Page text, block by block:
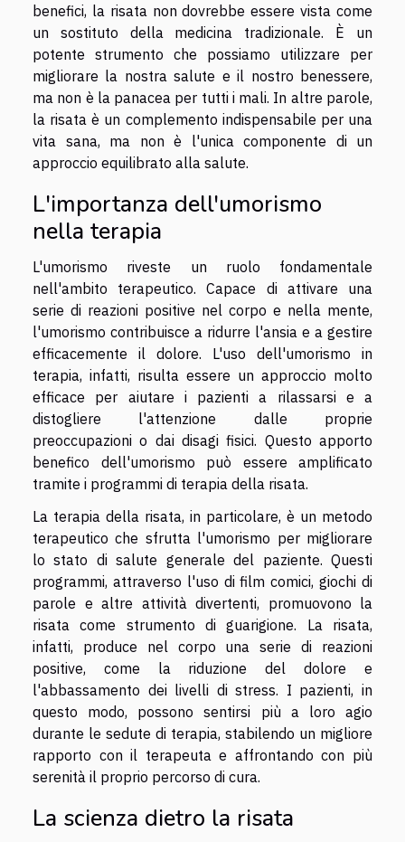
benefici, la risata non dovrebbe essere vista come
un sostituto della medicina tradizionale. È un
potente strumento che possiamo utilizzare per
migliorare la nostra salute e il nostro benessere,
ma non è la panacea per tutti i mali. In altre parole,
la risata è un complemento indispensabile per una
vita sana, ma non è l'unica componente di un
approccio equilibrato alla salute.
L'importanza dell'umorismo
nella terapia
L'umorismo riveste un ruolo fondamentale
nell'ambito terapeutico. Capace di attivare una
serie di reazioni positive nel corpo e nella mente,
l'umorismo contribuisce a ridurre l'ansia e a gestire
efficacemente il dolore. L'uso dell'umorismo in
terapia, infatti, risulta essere un approccio molto
efficace per aiutare i pazienti a rilassarsi e a
distogliere l'attenzione dalle proprie
preoccupazioni o dai disagi fisici. Questo apporto
benefico dell'umorismo può essere amplificato
tramite i programmi di terapia della risata.
La terapia della risata, in particolare, è un metodo
terapeutico che sfrutta l'umorismo per migliorare
lo stato di salute generale del paziente. Questi
programmi, attraverso l'uso di film comici, giochi di
parole e altre attività divertenti, promuovono la
risata come strumento di guarigione. La risata,
infatti, produce nel corpo una serie di reazioni
positive, come la riduzione del dolore e
l'abbassamento dei livelli di stress. I pazienti, in
questo modo, possono sentirsi più a loro agio
durante le sedute di terapia, stabilendo un migliore
rapporto con il terapeuta e affrontando con più
serenità il proprio percorso di cura.
La scienza dietro la risata